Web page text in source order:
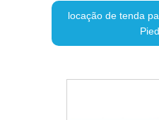
locação de tenda